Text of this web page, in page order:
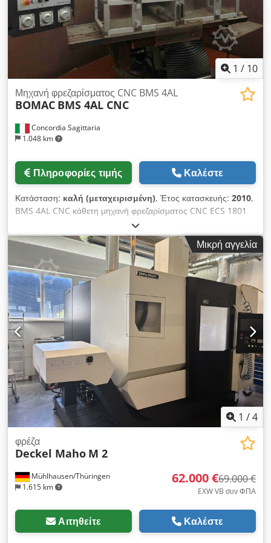
1 / 10
Concordia Sagittaria
1.048 km
Μηχανή φρεζαρίσματος CNC BMS 4AL
BOMAC BMS 4AL CNC
Πληροφορίες τιμής Καλέστε
Κατάσταση: καλή (μεταχειρισμένη), Έτος κατασκευής: 2010,
BMS 4AL CNC κάθετη μηχανή φρεζαρίσματος CNC ECS 1801
Στιβαρή μηχανή φρεζαρίσματος για ευρύ φάσμα εφαρμογών
Κατασκευή από χυτοσίδηρο Meehanite Κινητήρας ατράκτου
5HP με inverter (μεταβλητή ταχύτητα) Αυτόματη τροφοδοσία
των αξόνων Χ και Υ με κινητήρα 1/2 HP και αντιστροφέα
Ανύψωση και κάθοδος ραφιών με κινητήρα 1HP Μεγάλος
χώρος εργασίας 305x1500 mm Κωνικότητα ατράκτου ISO 40 -
Στέλεχος ø 105 mm Τετράγωνοι οδηγοί των αξόνων Υ και Ζ
Ολίσθηση σε Turcite - B Άξονες Χ και Υ Σκληρυμένο τραπέζι
και οδηγοί Dodpfxjupg Nuo Aatjck
Μικρή αγγελία
1 /4
Mühlhausen/Thüringen
1.615 km
φρέζα
Deckel Maho M 2
62.000 €69.000 €
EXW VB συν ΦΠΑ
Αιτηθείτε Καλέστε